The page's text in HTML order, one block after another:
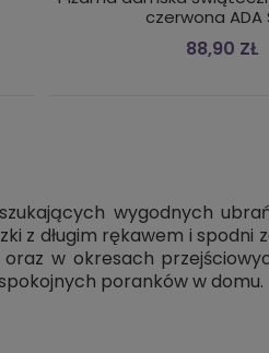
czerwona ADA
88,90 ZŁ
wygodnych
z długim rękawem i spodni
w okresach
poranków w domu.